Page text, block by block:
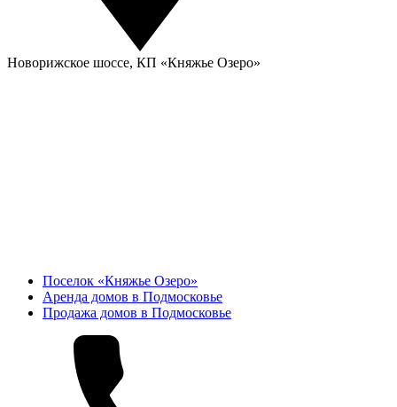
Новорижское шоссе, КП «Княжье Озеро»
Поселок «Княжье Озеро»
Аренда домов в Подмосковье
Продажа домов в Подмосковье